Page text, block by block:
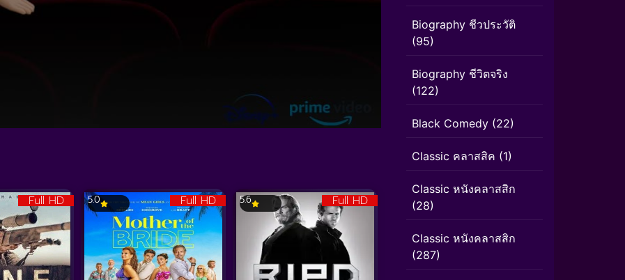
Full HD Full HD
5.0 Full HD
5.6
Biography ชีวประวัติ
(95)
Biography ชีวิตจริง
(122)
Black Comedy (22)
Classic คลาสสิค (1)
Classic หนังคลาสสิก
(28)
Classic หนังคลาสสิก
(287)